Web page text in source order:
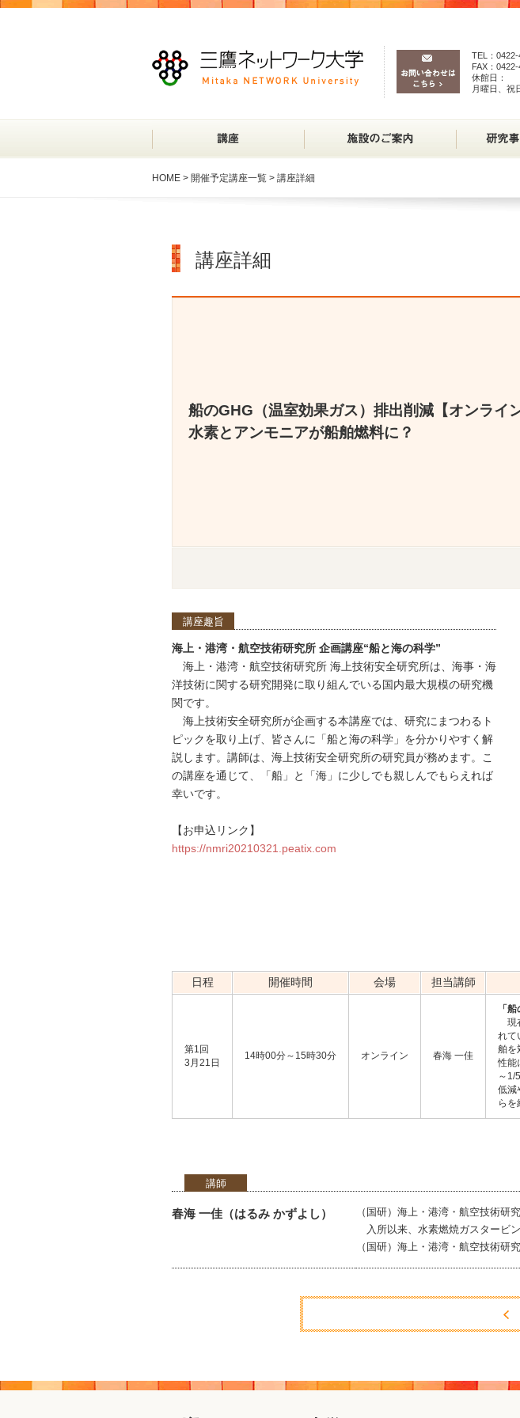
TEL：
FAX：
休館日：
月曜日、祝
HOME > 開催予定講座一覧 > 講座詳細
講座詳細
船のGHG（温室効果ガス）排出削減【オンライ
水素とアンモニアが船舶燃料に？
講座趣旨
海上・港湾・航空技術研究所 企画講座“船と海の科学”
海上・港湾・航空技術研究所 海上技術安全研究所は、海事・海
洋技術に関する研究開発に取り組んでいる国内最大規模の研究機
関です。
海上技術安全研究所が企画する本講座では、研究にまつわるト
ピックを取り上げ、皆さんに「船と海の科学」を分かりやすく解
説します。講師は、海上技術安全研究所の研究員が務めます。こ
の講座を通じて、「船」と「海」に少しでも親しんでもらえれば
幸いです。
【お申込リンク】
https://nmri20210321.peatix.com
日程 開催時間 会場 担当講師
第1回
3月21日
14時00分～15時30分 オンライン 春海 一佳
「
現
れて
舶を
性能
～1/
低減
らを
講師
春海 一佳（はるみ かずよし）
（国研）海上・港湾・航空技術研
入所以来、水素燃焼ガスタービ
（国研）海上・港湾・航空技術研